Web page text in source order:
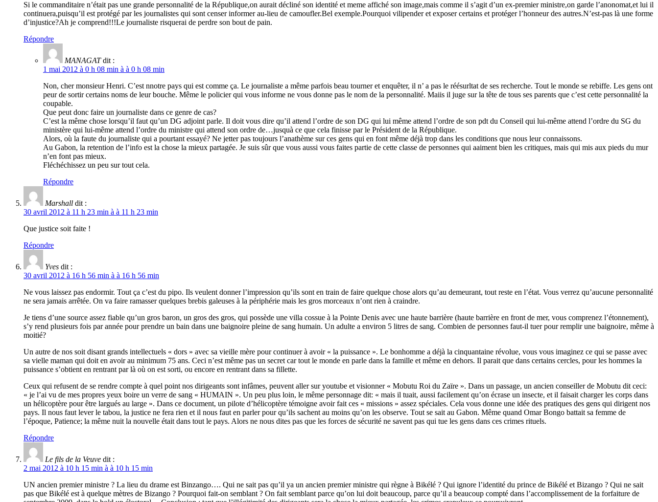
Si le commanditaire n’était pas une grande personnalité de la République,on aurait décliné son identité et meme affiché son image,mais comme il s’agit d’un ex-premier ministre,on garde l’anonomat,et lui il
continuera,puisqu’il est protégé par les journalistes qui sont censer informer au-lieu de camoufler.Bel exemple.Pourquoi vilipender et exposer certains et protéger l’honneur des autres.N’est-pas là une forme
d’injustice?Ah je comprend!!!Le journaliste risquerai de perdre son bout de pain.
Répondre
MANAGAT dit :
1 mai 2012 à 0 h 08 min à à 0 h 08 min
Non, cher monsieur Henri. C’est nnotre pays qui est comme ça. Le journaliste a même parfois beau tourner et enquêter, il n’ a pas le réésurltat de ses recherche. Tout le monde se rebiffe. Les gens ont
peur de sortir certains noms de leur bouche. Même le policier qui vous informe ne vous donne pas le nom de la personnalité. Maiis il juge sur la tête de tous ses parents que c’est cette personnalité la
coupable.
Que peut donc faire un journaliste dans ce genre de cas?
C’est la même chose lorsqu’il faut qu’un DG adjoint parle. Il doit vous dire qu’il attend l’ordre de son DG qui lui même attend l’ordre de son pdt du Conseil qui lui-même attend l’ordre du SG du
ministère qui lui-même attend l’ordre du ministre qui attend son ordre de…jusquà ce que cela finisse par le Président de la République.
Alors, où la faute du journaliste qui a pourtant essayé? Ne jetter pas toujours l’anathème sur ces gens qui en font même déjà trop dans les conditions que nous leur connaissons.
Au Gabon, la retention de l’info est la chose la mieux partagée. Je suis sûr que vous aussi vous faites partie de cette classe de personnes qui aaiment bien les critiques, mais qui mis aux pieds du mur
n’en font pas mieux.
Fléchéchissez un peu sur tout cela.
Répondre
Marshall dit :
30 avril 2012 à 11 h 23 min à à 11 h 23 min
Que justice soit faite !
Répondre
Yves dit :
30 avril 2012 à 16 h 56 min à à 16 h 56 min
Ne vous laissez pas endormir. Tout ça c’est du pipo. Ils veulent donner l’impression qu’ils sont en train de faire quelque chose alors qu’au demeurant, tout reste en l’état. Vous verrez qu’aucune personnalité
ne sera jamais arrêtée. On va faire ramasser quelques brebis galeuses à la périphérie mais les gros morceaux n’ont rien à craindre.
Je tiens d’une source assez fiable qu’un gros baron, un gros des gros, qui possède une villa cossue à la Pointe Denis avec une haute barrière (haute barrière en front de mer, vous comprenez l’étonnement),
s’y rend plusieurs fois par année pour prendre un bain dans une baignoire pleine de sang humain. Un adulte a environ 5 litres de sang. Combien de personnes faut-il tuer pour remplir une baignoire, même à
moitié?
Un autre de nos soit disant grands intellectuels « dors » avec sa vieille mère pour continuer à avoir « la puissance ». Le bonhomme a déjà la cinquantaine révolue, vous vous imaginez ce qui se passe avec
sa vielle maman qui doit en avoir au minimum 75 ans. Ceci n’est même pas un secret car tout le monde en parle dans la famille et même en dehors. Il parait que dans certains cercles, pour les hommes la
puissance s’obtient en rentrant par là où on est sorti, ou encore en rentrant dans sa fillette.
Ceux qui refusent de se rendre compte à quel point nos dirigeants sont infâmes, peuvent aller sur youtube et visionner « Mobutu Roi du Zaïre ». Dans un passage, un ancien conseiller de Mobutu dit ceci:
« je l’ai vu de mes propres yeux boire un verre de sang « HUMAIN ». Un peu plus loin, le même personnage dit: « mais il tuait, aussi facilement qu’on écrase un insecte, et il faisait charger les corps dans
un hélicoptère pour être largués au large ». Dans ce document, un pilote d’hélicoptère témoigne avoir fait ces « missions » assez spéciales. Cela vous donne une idée des pratiques des gens qui dirigent nos
pays. Il nous faut lever le tabou, la justice ne fera rien et il nous faut en parler pour qu’ils sachent au moins qu’on les observe. Tout se sait au Gabon. Même quand Omar Bongo battait sa femme de
l’époque, Patience; la même nuit la nouvelle était dans tout le pays. Alors ne nous dites pas que les forces de sécurité ne savent pas qui tue les gens dans ces crimes rituels.
Répondre
Le fils de la Veuve dit :
2 mai 2012 à 10 h 15 min à à 10 h 15 min
UN ancien premier ministre ? La lieu du drame est Binzango…. Qui ne sait pas qu’il ya un ancien premier ministre qui règne à Bikélé ? Qui ignore l’identité du prince de Bikélé et Bizango ? Qui ne sait
pas que Bikélé est à quelque mètres de Bizango ? Pourquoi fait-on semblant ? On fait semblant parce qu’on lui doit beaucoup, parce qu’il a beaucoup compté dans l’accomplissement de la forfaiture de